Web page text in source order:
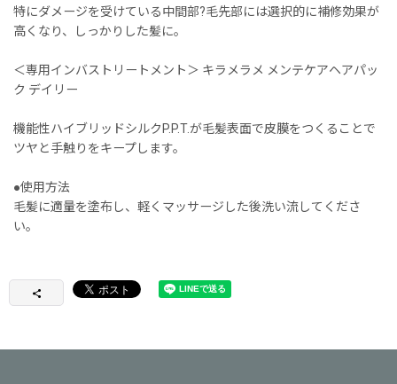
特にダメージを受けている中間部?毛先部には選択的に補修効果が
高くなり、しっかりした髪に。
＜専用インバストリートメント＞ キラメラメ メンテケアヘアパッ
ク デイリー
機能性ハイブリッドシルクP.P.T.が毛髪表面で皮膜をつくることで
ツヤと手触りをキープします。
●使用方法
毛髪に適量を塗布し、軽くマッサージした後洗い流してくださ
い。